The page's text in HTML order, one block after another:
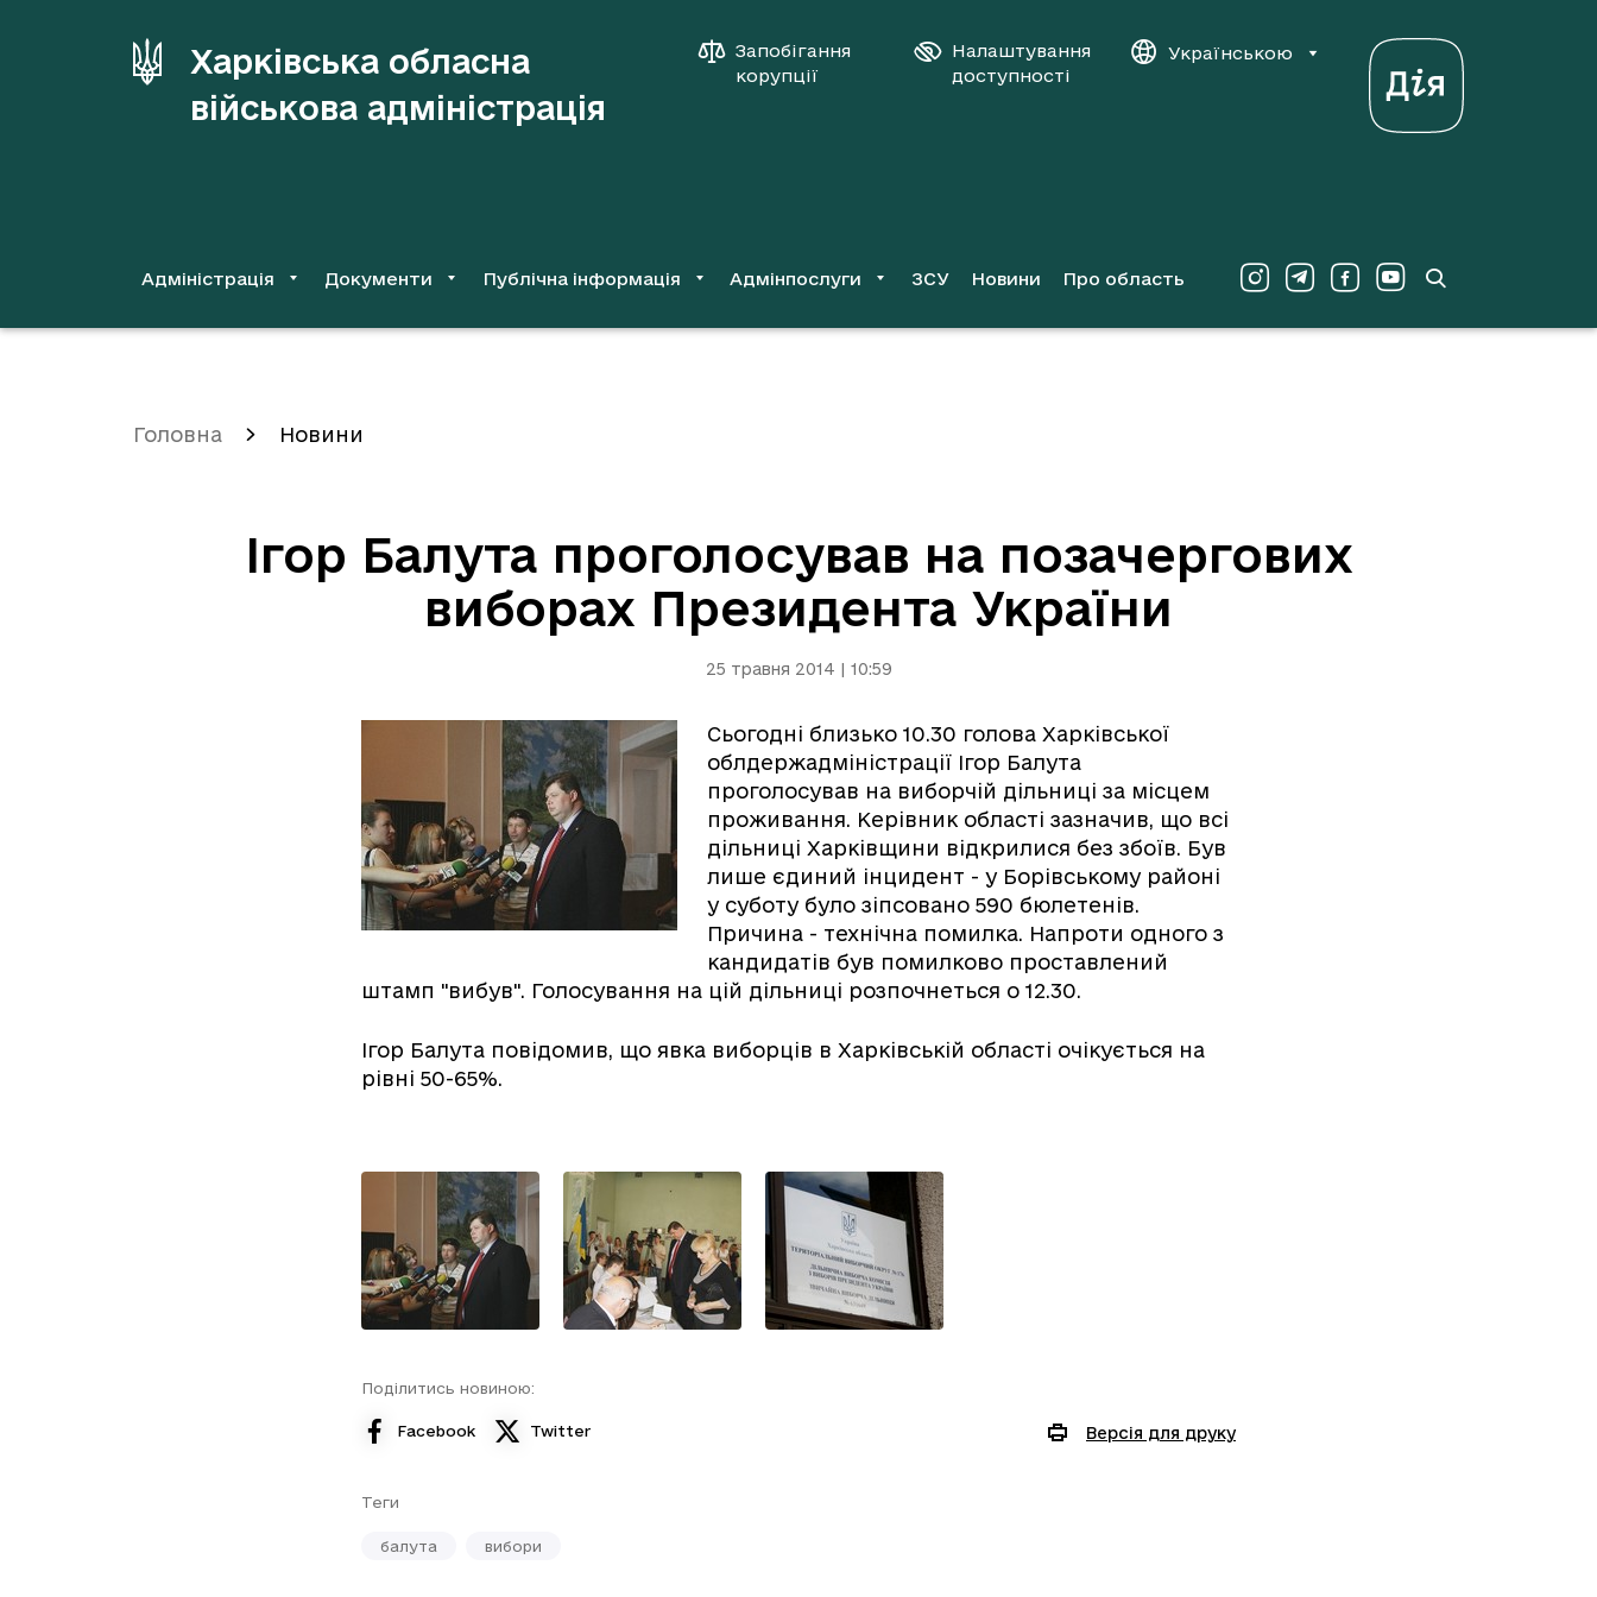
Харківська обласна
військова адміністрація
Запобігання
корупції
Налаштування
доступності
Українською
Адміністрація Документи Публічна інформація Адмінпослуги ЗСУ Новини Про область
Головна Новини
Ігор Балута проголосував на позачергових
виборах Президента України
25 травня 2014 | 10:59
Сьогодні близько 10.30 голова Харківської
облдержадміністрації Ігор Балута
проголосував на виборчій дільниці за місцем
проживання. Керівник області зазначив, що всі
дільниці Харківщини відкрилися без збоїв. Був
лише єдиний інцидент - у Борівському районі
у суботу було зіпсовано 590 бюлетенів.
Причина - технічна помилка. Напроти одного з
кандидатів був помилково проставлений
штамп "вибув". Голосування на цій дільниці розпочнеться о 12.30.
Ігор Балута повідомив, що явка виборців в Харківській області очікується на
рівні 50-65%.
Поділитись новиною:
Facebook Twitter Версія для друку
Теги
балута вибори